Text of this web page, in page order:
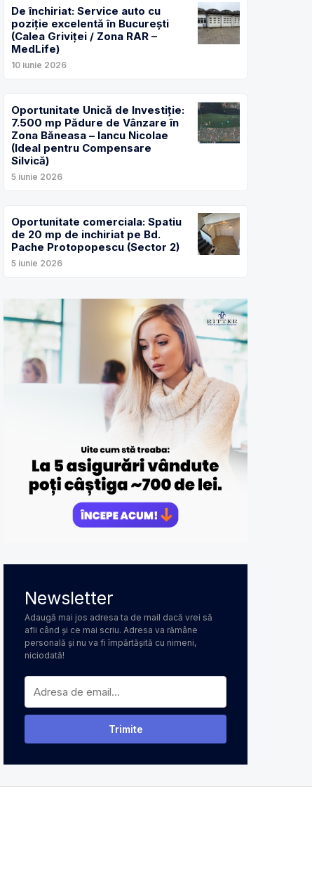
De închiriat: Service auto cu
poziție excelentă în București
(Calea Griviței / Zona RAR –
MedLife)
10 iunie 2026
Oportunitate Unică de Investiție:
7.500 mp Pădure de Vânzare în
Zona Băneasa – Iancu Nicolae
(Ideal pentru Compensare
Silvică)
5 iunie 2026
Oportunitate comerciala: Spatiu
de 20 mp de inchiriat pe Bd.
Pache Protopopescu (Sector 2)
5 iunie 2026
Newsletter
Adaugă mai jos adresa ta de mail dacă vrei să
afli când și ce mai scriu. Adresa va rămâne
personală și nu va fi împărtășită cu nimeni,
niciodată!